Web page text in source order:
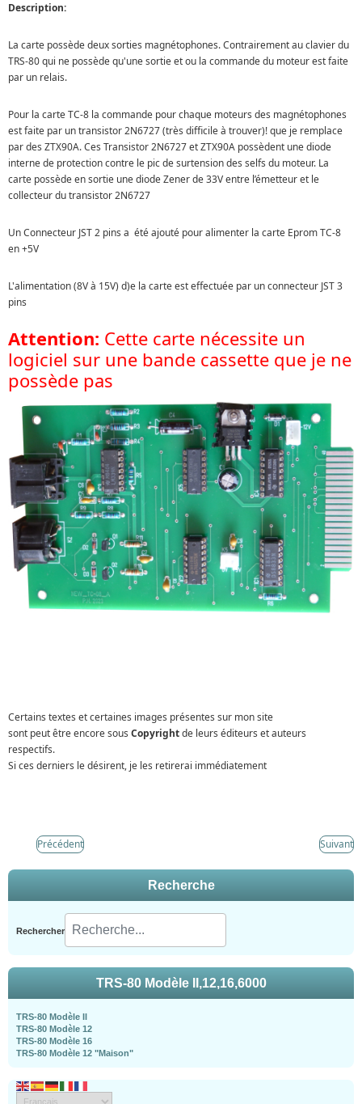
Description:
La carte possède deux sorties magnétophones. Contrairement au clavier du
TRS-80 qui ne possède qu'une sortie et ou la commande du moteur est faite
par un relais.
Pour la carte TC-8 la commande pour chaque moteurs des magnétophones
est faite par un transistor 2N6727 (très difficile à trouver)! que je remplace
par des ZTX90A. Ces Transistor 2N6727 et ZTX90A possèdent une diode
interne de protection contre le pic de surtension des selfs du moteur. La
carte possède en sortie une diode Zener de 33V entre l’émetteur et le
collecteur du transistor 2N6727
Un Connecteur JST 2 pins a été ajouté pour alimenter la carte Eprom TC-8
en +5V
L'alimentation (8V à 15V) d)e la carte est effectuée par un connecteur JST 3
pins
Attention: Cette carte nécessite un
logiciel sur une bande cassette que je ne
possède pas
Certains textes et certaines images présentes sur mon site
sont peut être encore sous Copyrightde leurs éditeurs et auteurs
respectifs.
Si ces derniers le désirent, je les retirerai immédiatement
Précédent Suivant
Recherche
Rechercher
TRS-80 Modèle II,12,16,6000
TRS-80 Modèle II
TRS-80 Modèle 12
TRS-80 Modèle 16
TRS-80 Modèle 12 "Maison"